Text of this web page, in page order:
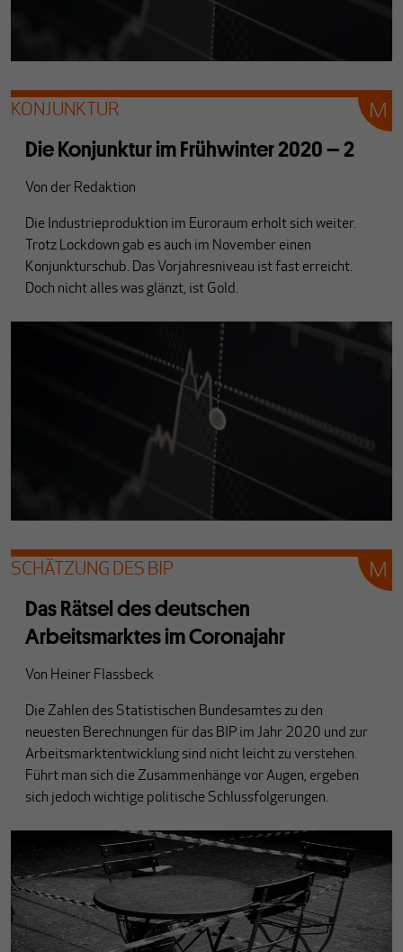
KONJUNKTUR
Die Konjunktur im Frühwinter 2020 – 2
Von der Redaktion
Die Industrieproduktion im Euroraum erholt sich weiter.
Trotz Lockdown gab es auch im November einen
Konjunkturschub. Das Vorjahresniveau ist fast erreicht.
Doch nicht alles was glänzt, ist Gold.
SCHÄTZUNG DES BIP
Das Rätsel des deutschen
Arbeitsmarktes im Coronajahr
Von Heiner Flassbeck
Die Zahlen des Statistischen Bundesamtes zu den
neuesten Berechnungen für das BIP im Jahr 2020 und zur
Arbeitsmarktentwicklung sind nicht leicht zu verstehen.
Führt man sich die Zusammenhänge vor Augen, ergeben
sich jedoch wichtige politische Schlussfolgerungen.